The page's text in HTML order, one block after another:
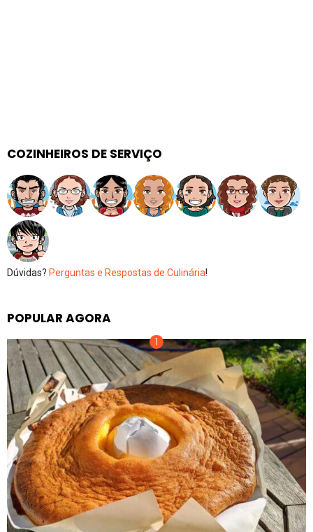
COZINHEIROS DE SERVIÇO
Dúvidas? Perguntas e Respostas de Culinária!
POPULAR AGORA